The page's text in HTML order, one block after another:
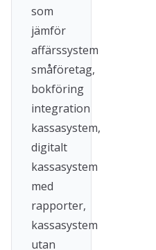
som
jämför
affärssystem
småföretag,
bokföring
integration
kassasystem,
digitalt
kassasystem
med
rapporter,
kassasystem
utan